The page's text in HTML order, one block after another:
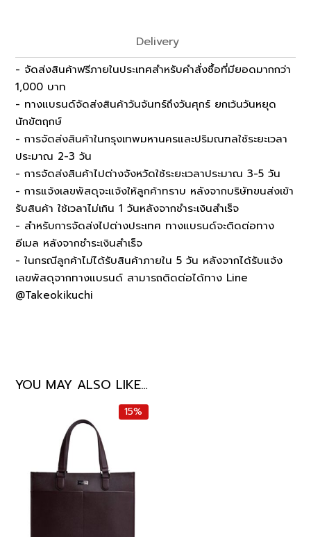
Delivery
- จัดส่งสินค้าฟรีภายในประเทศสำหรับคำสั่งซื้อที่มียอดมากกว่า
1,000 บาท
- ทางแบรนด์จัดส่งสินค้าวันจันทร์ถึงวันศุกร์ ยกเว้นวันหยุด
นักขัตฤกษ์
- การจัดส่งสินค้าในกรุงเทพมหานครและปริมณฑลใช้ระยะเวลา
ประมาณ 2-3 วัน
- การจัดส่งสินค้าไปต่างจังหวัดใช้ระยะเวลาประมาณ 3-5 วัน
- การแจ้งเลขพัสดุจะแจ้งให้ลูกค้าทราบ หลังจากบริษัทขนส่งเข้า
รับสินค้า ใช้เวลาไม่เกิน 1 วันหลังจากชำระเงินสำเร็จ
- สำหรับการจัดส่งไปต่างประเทศ ทางแบรนด์จะติดต่อทาง
อีเมล หลังจากชำระเงินสำเร็จ
- ในกรณีลูกค้าไม่ได้รับสินค้าภายใน 5 วัน หลังจากได้รับแจ้ง
เลขพัสดุจากทางแบรนด์ สามารถติดต่อได้ทาง Line
@Takeokikuchi
YOU MAY ALSO LIKE…
15%